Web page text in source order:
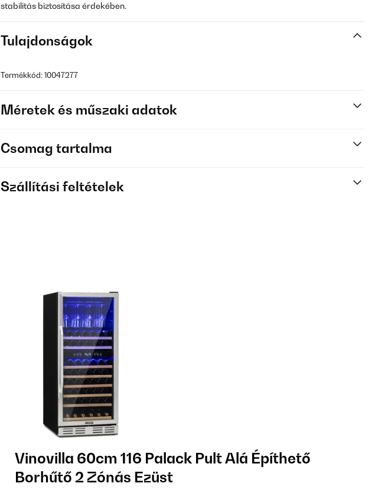
stabilitás biztosítása érdekében.
Tulajdonságok
Termékkód: 10047277
Méretek és műszaki adatok
Csomag tartalma
Szállítási feltételek
Vinovilla 60cm 116 Palack Pult Alá Építhető
Borhűtő 2 Zónás Ezüst